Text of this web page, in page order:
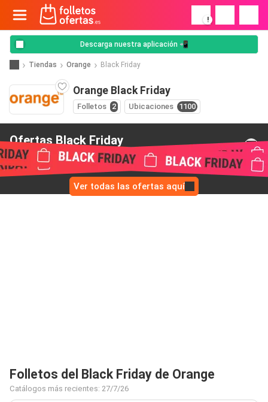
!
Descarga nuestra aplicación 📲
Tiendas Orange Black Friday
Orange Black Friday
Folletos 2 Ubicaciones 1100
Ofertas Black Friday
de Orange
Ver todas las ofertas aquí
Folletos del Black Friday de Orange
Catálogos más recientes: 27/7/26